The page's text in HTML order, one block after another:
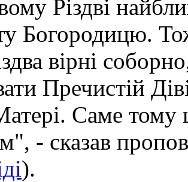
Різдві
Богородицю.
вірні
Пречистій
Саме тому
- сказав
).